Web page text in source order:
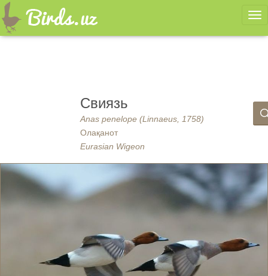
Свиязь
Anas penelope (Linnaeus, 1758)
Олақанот
Eurasian Wigeon